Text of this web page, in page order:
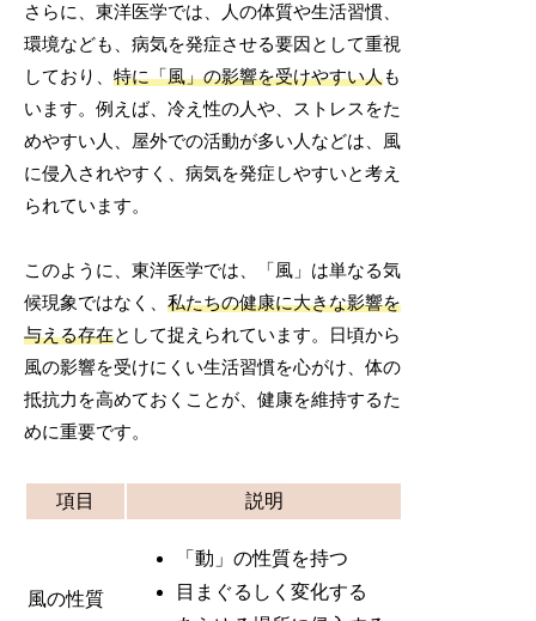
さらに、東洋医学では、人の体質や生活習慣、
環境なども、病気を発症させる要因として重視
しており、特に「風」の影響を受けやすい人も
います。例えば、冷え性の人や、ストレスをた
めやすい人、屋外での活動が多い人などは、風
に侵入されやすく、病気を発症しやすいと考え
られています。
このように、東洋医学では、「風」は単なる気
候現象ではなく、私たちの健康に大きな影響を
与える存在として捉えられています。日頃から
風の影響を受けにくい生活習慣を心がけ、体の
抵抗力を高めておくことが、健康を維持するた
めに重要です。
項目 説明
風の性質
「動」の性質を持つ
目まぐるしく変化する